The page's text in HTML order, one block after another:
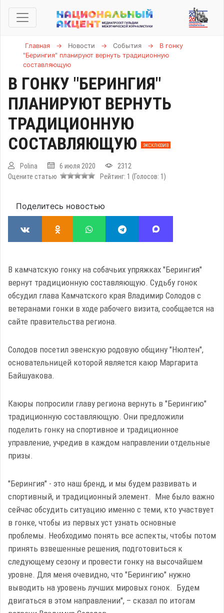
Главная → Новости → События →
В гонку
"Берингия" планируют вернуть традиционную
составляющую
В ГОНКУ "БЕРИНГИЯ"
ПЛАНИРУЮТ ВЕРНУТЬ
ТРАДИЦИОННУЮ
СОСТАВЛЯЮЩУЮ
ЭКСКЛЮЗИВ
Polina 6 июля 2020
2312
Оцените статью
Рейтинг: 1 (Голосов: 1 )
Поделитесь новостью
В камчатскую гонку на собачьих упряжках "Берингия"
вернут традиционную составляющую. Судьбу гонок
обсудил глава Камчатского края Владимир Солодов с
ветеранами гонки в ходе рабочего визита, сообщается на
сайте правительства региона.
Солодов посетил эвенскую родовую общину "Нюлтен",
основательницей которой является каюр Маргарита
Байшуакова.
Каюры попросили главу региона вернуть в "Берингию"
традиционную составляющую. Они предложили
поделить гонку на спортивное и традиционное
управление, учредив в каждом направлении отдельные
призы.
"Берингия" - это наш бренд, и мы будем развивать и
спортивный, и традиционный элемент. Мне было важно
сейчас обсудить ситуацию именно с теми, кто участвует
в гонке, чтобы из первых уст узнать основные
проблемы. Необходимо понять все аспекты, чтобы потом
принять взвешенные решения, подготовиться к
следующему сезону и провести гонку на высочайшем
уровне. Для меня очевидно, что "Берингию" нужно
выводить на уровень лучших мировых гонок. Будем
двигаться в этом направлении", – сказал по итогам